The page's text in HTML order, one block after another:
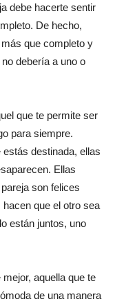
debe hacerte sentir
De hecho,
que completo y
debería a uno o
que te permite ser
para siempre.
destinada, ellas
Ellas
son felices
que el otro sea
están juntos, uno
aquella que te
de una manera